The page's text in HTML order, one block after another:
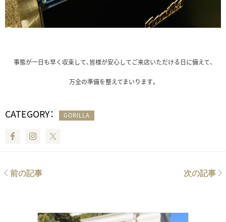
事態が一日も早く収束して、皆様が安心してご来店いただける日に備えて、
万全の準備を整えてまいります。
CATEGORY： GORILLA
FacebookInstagram
前の記事 次の記事